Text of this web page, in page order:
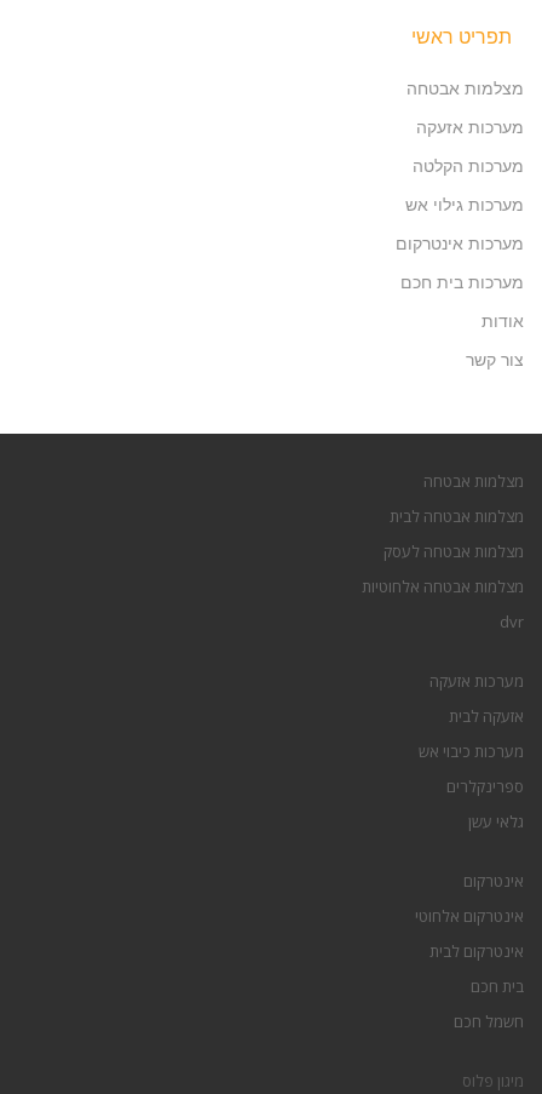
תפריט ראשי
מצלמות אבטחה
מערכות אזעקה
מערכות הקלטה
מערכות גילוי אש
מערכות אינטרקום
מערכות בית חכם
אודות
צור קשר
מצלמות אבטחה
מצלמות אבטחה לבית
מצלמות אבטחה לעסק
מצלמות אבטחה אלחוטיות
dvr
מערכות אזעקה
אזעקה לבית
מערכות כיבוי אש
ספרינקלרים
גלאי עשן
אינטרקום
אינטרקום אלחוטי
אינטרקום לבית
בית חכם
חשמל חכם
מיגון פלוס